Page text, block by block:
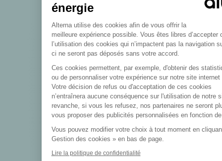
Le modèle Alterna
Notre énergie
L'énergie du coin
Offres électricité
Offres gaz
énergie
Plateforme de Gestion du
Alterna utilise des cookies afin de vous offrir la
meilleure expérience possible. Vous êtes libres d’accepter
l’utilisation des cookies qui n’impactent pas la navigation
ci ne seront pas déposés sans votre accord.
Ces cookies permettent, par exemple, d'obtenir des
ou de personnaliser votre expérience sur notre site
Votre décision de refus ou d'acceptation de ces cookies
n’entraînera aucune conséquence sur l'utilisation de notre
revanche, si vous les refusez, nos partenaires ne seront
vous proposer des publicités personnalisées en fonction
Vous pouvez modifier votre choix à tout moment en
Gestion des cookies » en bas de page.
Lire la politique de confidentialité
Axeptio consent